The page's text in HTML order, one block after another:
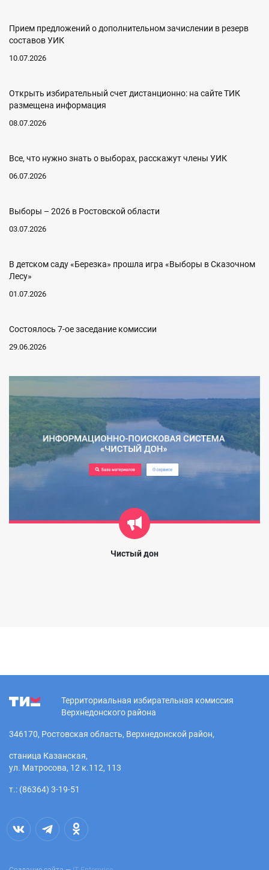
Прием предложений о дополнительном зачислении в резерв
составов УИК
10.07.2026
Открыть избирательный счет дистанционно: на сайте ТИК
размещена информация
08.07.2026
Все, что нужно знать о выборах, расскажут члены УИК
06.07.2026
Выборы – 2026 в Ростовской области
03.07.2026
В детском саду «Березка» прошла игра «Выборы в Сказочном
Лесу»
01.07.2026
Состоялось 7-ое заседание комиссии
29.06.2026
Чистый дон
Территориальная избирательная комиссия
Верхнедонского района
346170, Ростовская область, Верхнедонской район,
станица Казанская,
ул. Матросова, 12 к.112, 113
т.: (86364) 3-19-51